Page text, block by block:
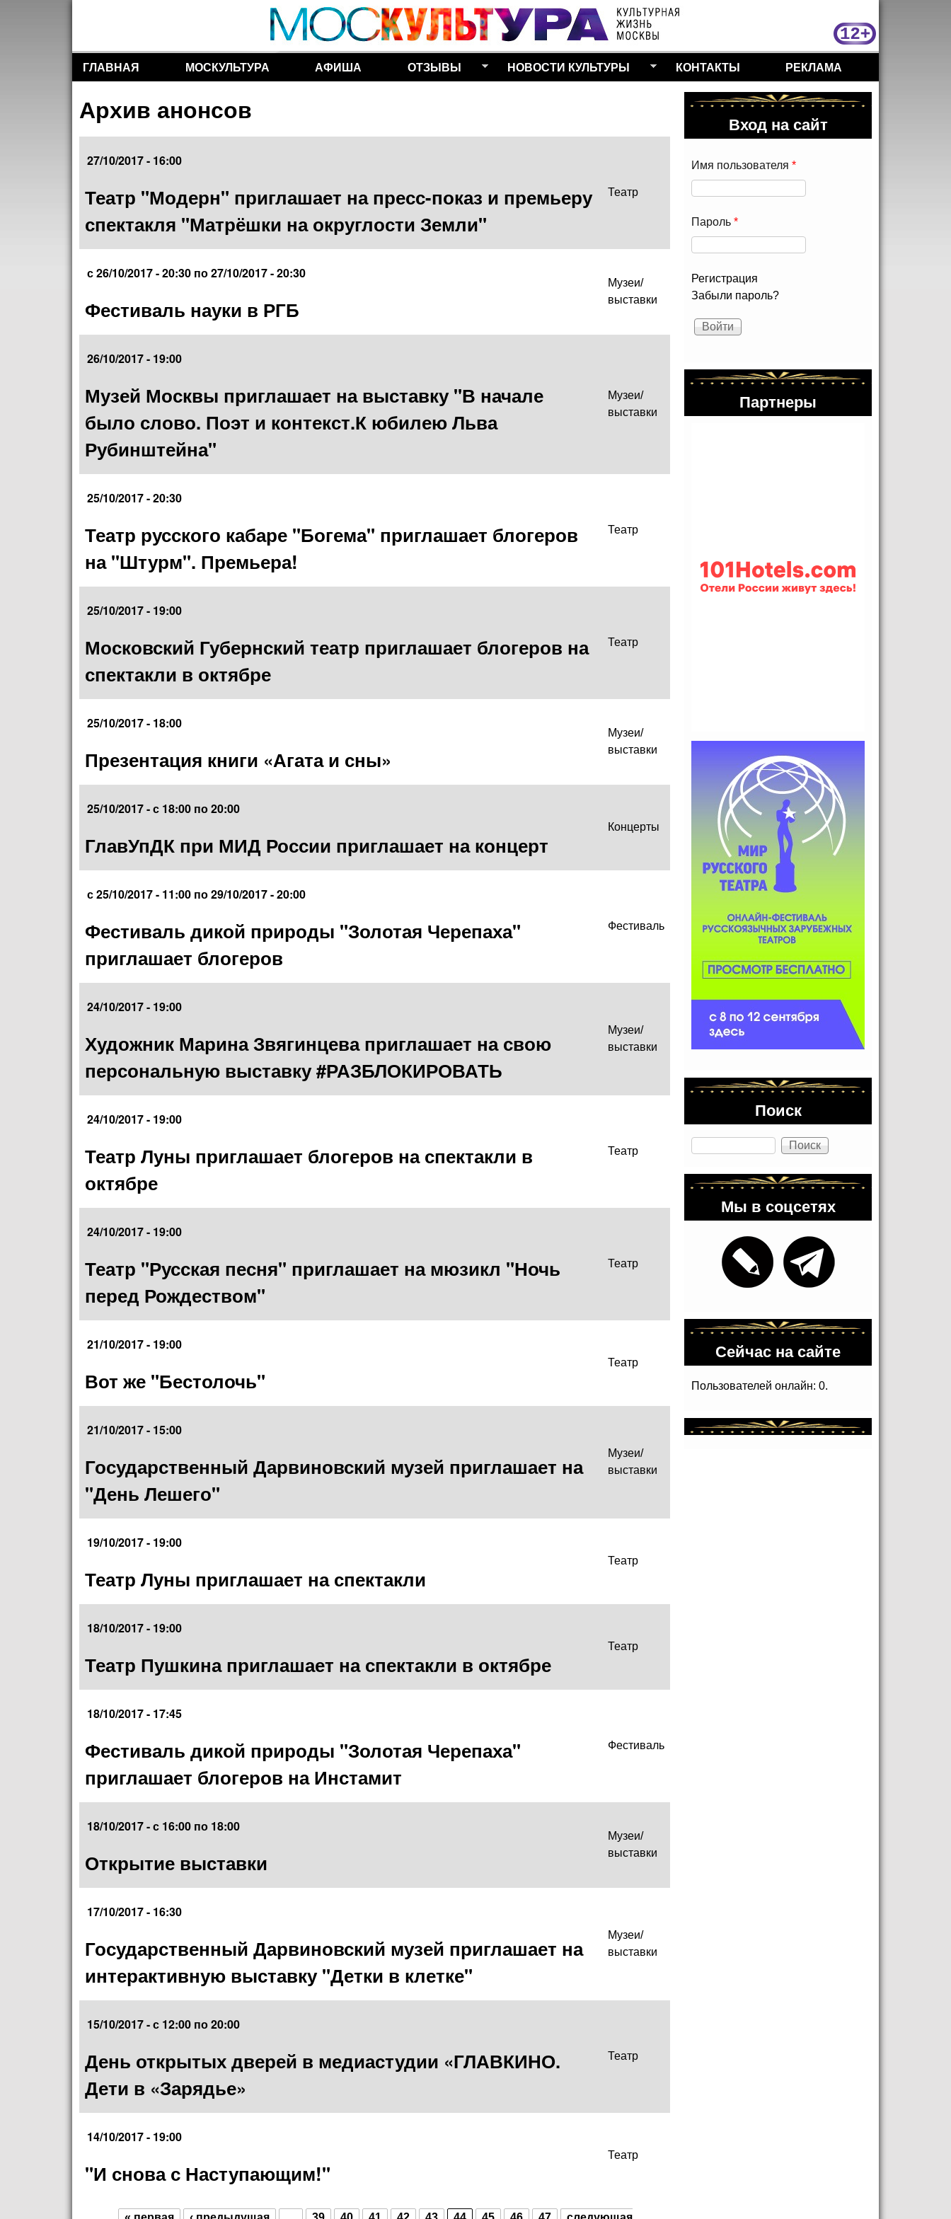
Перейти к основному
содержанию
Разделы сайта
ГЛАВНАЯ МОСКУЛЬТУРА АФИША ОТЗЫВЫ НОВОСТИ КУЛЬТУРЫ КОНТАКТЫ РЕКЛАМА
Архив анонсов
27/10/2017 - 16:00
Театр "Модерн" приглашает на пресс-показ и премьеру
спектакля "Матрёшки на округлости Земли"
Театр
с26/10/2017 - 20:30 по27/10/2017 - 20:30
Фестиваль науки в РГБ
Музеи/
выставки
26/10/2017 - 19:00
Музей Москвы приглашает на выставку "В начале
было слово. Поэт и контекст.К юбилею Льва
Рубинштейна"
Музеи/
выставки
25/10/2017 - 20:30
Театр русского кабаре "Богема" приглашает блогеров
на "Штурм". Премьера!
Театр
25/10/2017 - 19:00
Московский Губернский театр приглашает блогеров на
спектакли в октябре
Театр
25/10/2017 - 18:00
Презентация книги «Агата и сны»
Музеи/
выставки
25/10/2017 -с 18:00 по20:00
ГлавУпДК при МИД России приглашает на концерт
Концерты
с25/10/2017 - 11:00 по29/10/2017 - 20:00
Фестиваль дикой природы "Золотая Черепаха"
приглашает блогеров
Фестиваль
24/10/2017 - 19:00
Художник Марина Звягинцева приглашает на свою
персональную выставку #РАЗБЛОКИРОВАТЬ
Музеи/
выставки
24/10/2017 - 19:00
Театр Луны приглашает блогеров на спектакли в
октябре
Театр
24/10/2017 - 19:00
Театр "Русская песня" приглашает на мюзикл "Ночь
перед Рождеством"
Театр
21/10/2017 - 19:00
Вот же "Бестолочь"
Театр
21/10/2017 - 15:00
Государственный Дарвиновский музей приглашает на
"День Лешего"
Музеи/
выставки
19/10/2017 - 19:00
Театр Луны приглашает на спектакли
Театр
18/10/2017 - 19:00
Театр Пушкина приглашает на спектакли в октябре
Театр
18/10/2017 - 17:45
Фестиваль дикой природы "Золотая Черепаха"
приглашает блогеров на Инстамит
Фестиваль
18/10/2017 -с 16:00 по 18:00
Открытие выставки
Музеи/
выставки
17/10/2017 - 16:30
Государственный Дарвиновский музей приглашает на
интерактивную выставку "Детки в клетке"
Музеи/
выставки
15/10/2017 -с 12:00 по20:00
День открытых дверей в медиастудии «ГЛАВКИНО.
Дети в «Зарядье»
Театр
14/10/2017 - 19:00
"И снова с Наступающим!"
Театр
Вход на сайт
Имя пользователя *
Пароль *
Регистрация
Забыли пароль?
Партнеры
Поиск
Поиск
Мы в соцсетях
Сейчас на сайте
Пользователей онлайн: 0.